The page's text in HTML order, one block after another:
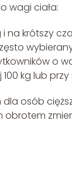
wagi ciała:
na krótszy
o
kg lub
osób
obrotem